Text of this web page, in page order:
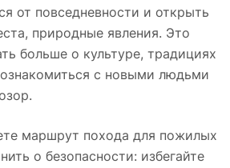
от повседневности и открыть
природные явления. Это
больше о культуре, традициях
с новыми людьми
маршрут похода для пожилых
о безопасности: избегайте